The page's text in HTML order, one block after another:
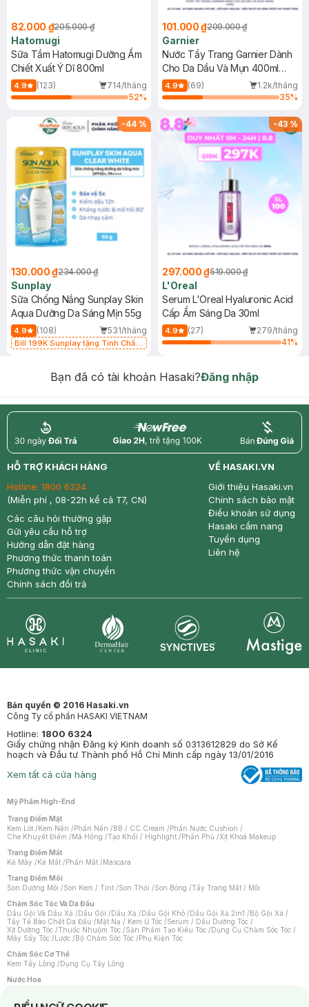
82.000 ₫205.000 ₫
Hatomugi
Sữa Tắm Hatomugi Dưỡng Ẩm
Chiết Xuất Ý Dĩ 800ml
4.9 (123)
714/tháng
52%
101.000 ₫209.000 ₫
Garnier
Nước Tẩy Trang Garnier Dành
Cho Da Dầu Và Mụn 400ml
(Mới)
4.9 (69)
1.2k/tháng
35%
-44 %
130.000 ₫234.000 ₫
Sunplay
Sữa Chống Nắng Sunplay Skin
Aqua Dưỡng Da Sáng Mịn 55g
4.9 (108) 531/tháng
Bill 199K Sunplay tặng Tinh Chất
-43%
297.000 ₫519.000 ₫
L'Oreal
Serum L'Oreal Hyaluronic Acid
Cấp Ẩm Sáng Da 30ml
4.9 (27)
279/tháng
41%
Bạn đã có tài khoản Hasaki?Đăng nhập
return nowfree price
HỖ TRỢ KHÁCH HÀNG
Hotline: 1800 6324
(Miễn phí , 08-22h kể cả T7, CN)
Các câu hỏi thường gặp
Gửi yêu cầu hỗ trợ
Hướng dẫn đặt hàng
Phương thức thanh toán
Phương thức vận chuyển
Chính sách đổi trả
VỀ HASAKI.VN
Giới thiệu Hasaki.vn
Chính sách bảo mật
Điều khoản sử dụng
Hasaki cẩm nang
Tuyển dụng
Liên hệ
Bản quyền © 2016 Hasaki.vn
Công Ty cổ phần HASAKI VIETNAM
Hotline: 1800 6324
Giấy chứng nhận Đăng ký Kinh doanh số 0313612829 do Sở Kế
hoạch và Đầu tư Thành phố Hồ Chí Minh cấp ngày 13/01/2016
Xem tất cả cửa hàng
Mỹ Phẩm High-End
Trang Điểm Mặt
Kem Lót /Kem Nền /Phấn Nền /BB / CC Cream /Phấn Nước Cushion /
Che Khuyết Điểm /Má Hồng /Tạo Khối / Highlight /Phấn Phủ /Xịt Khoá Makeup
Trang Điểm Mắt
Kẻ Mày /Kẻ Mắt /Phấn Mắt /Mascara
Trang Điểm Môi
Son Dưỡng Môi /Son Kem / Tint /Son Thỏi /Son Bóng /Tẩy Trang Mắt / Môi
Chăm Sóc Tóc Và Da Đầu
Dầu Gội Và Dầu Xả /Dầu Gội /Dầu Xả /Dầu Gội Khô /Dầu Gội Xả 2in1 /Bộ Gội Xả /
Tẩy Tế Bào Chết Da Đầu /Mặt Nạ / Kem Ủ Tóc /Serum / Dầu Dưỡng Tóc /
Xịt Dưỡng Tóc /Thuốc Nhuộm Tóc /Sản Phẩm Tạo Kiểu Tóc /Dụng Cụ Chăm Sóc Tóc /
Máy Sấy Tóc /Lược /Bộ Chăm Sóc Tóc /Phụ Kiện Tóc
Chăm Sóc Cơ Thể
Kem Tẩy Lông /Dụng Cụ Tẩy Lông
Nước Hoa
Nước Hoa Nữ